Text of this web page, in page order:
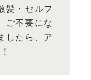
髪・セルフ
ご不要にな
したら、ア